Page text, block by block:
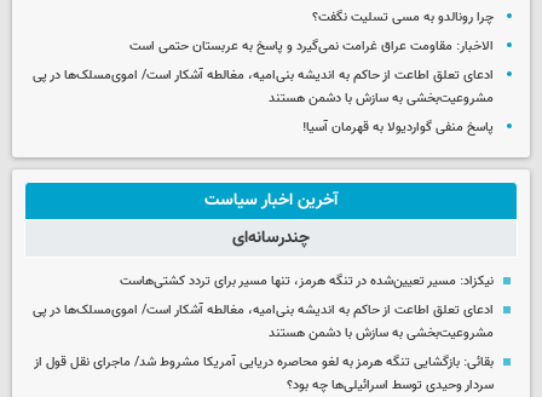
چرا رونالدو به مسی تسلیت نگفت؟
الاخبار: مقاومت عراق غرامت نمی‌گیرد و پاسخ به عربستان حتمی است
ادعای تعلق اطاعت از حاکم به اندیشه بنی‌امیه، مغالطه آشکار است/ اموی‌مسلک‌ها در پی
مشروعیت‌بخشی به سازش با دشمن هستند
پاسخ منفی گواردیولا به قهرمان آسیا!
آخرین اخبار سیاست
چندرسانه‌ای
نیکزاد: مسیر تعیین‌شده در تنگه هرمز، تنها مسیر برای تردد کشتی‌هاست
ادعای تعلق اطاعت از حاکم به اندیشه بنی‌امیه، مغالطه آشکار است/ اموی‌مسلک‌ها در پی
مشروعیت‌بخشی به سازش با دشمن هستند
بقائی: بازگشایی تنگه هرمز به لغو محاصره دریایی آمریکا مشروط شد/ ماجرای نقل قول از
سردار وحیدی توسط اسرائیلی‌ها چه بود؟